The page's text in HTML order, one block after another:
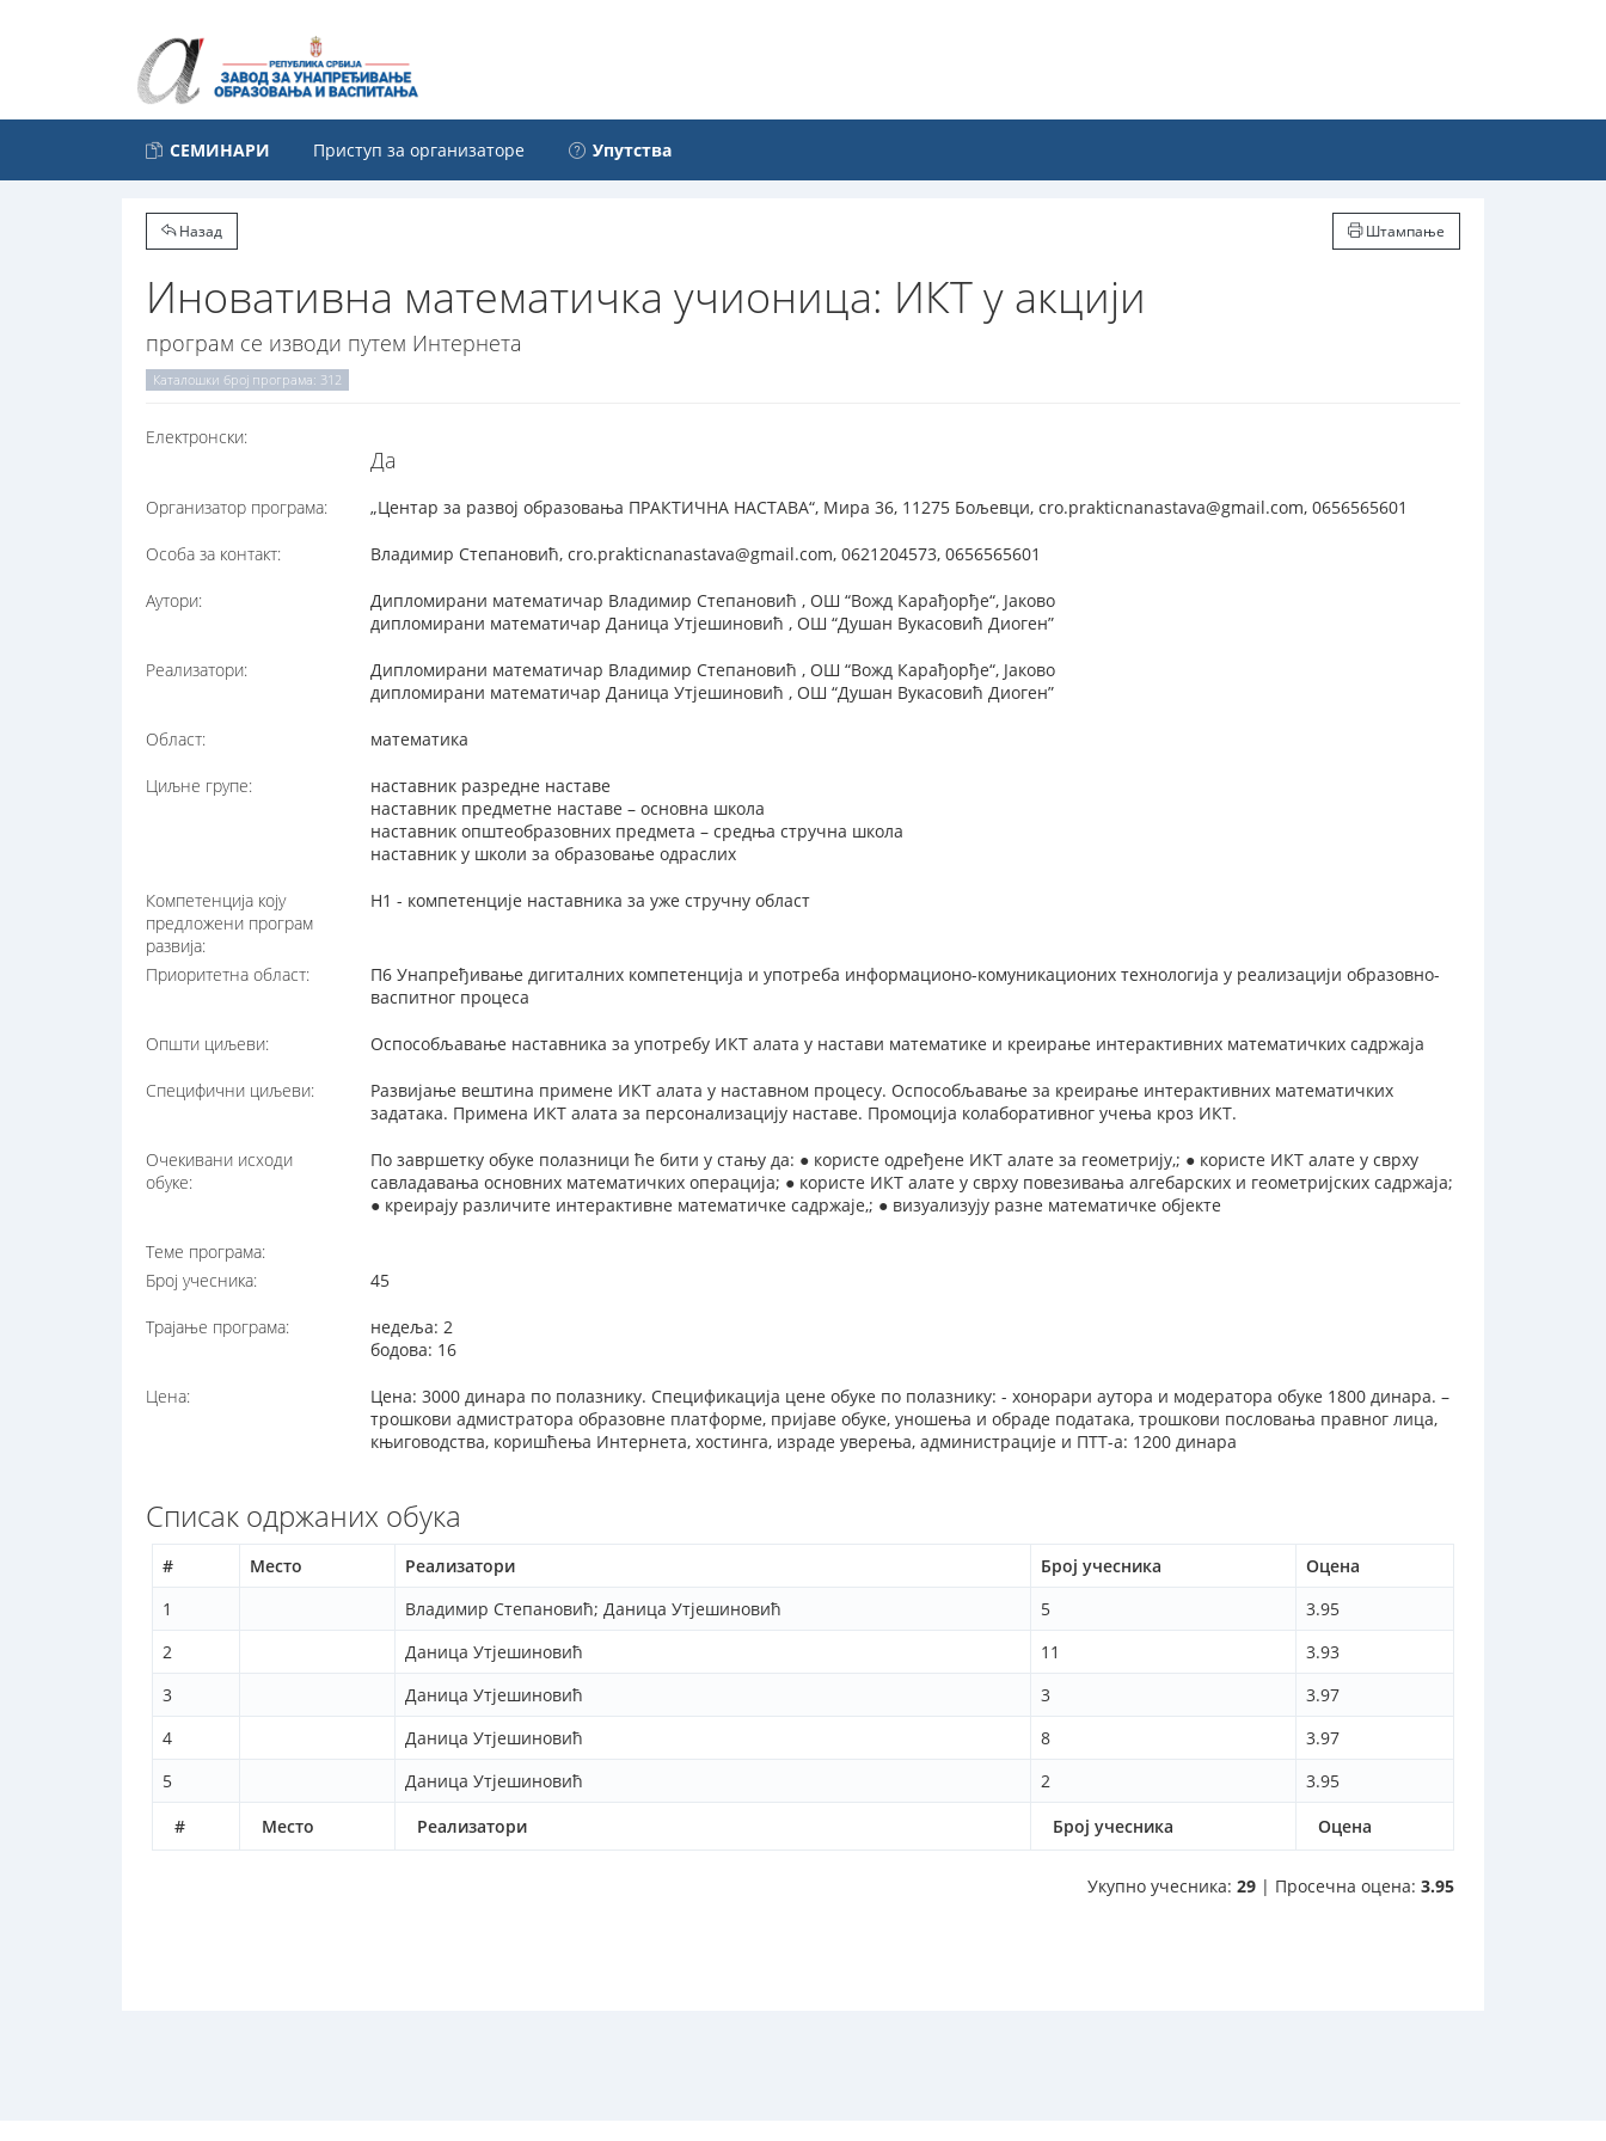
СЕМИНАРИ Приступ за организаторе Упутства
Назад Штампање
Иновативна математичка учионица: ИКТ у акцији
програм се изводи путем Интернета
Каталошки број програма: 312
Електронски:
Да
Организатор програма: „Центар за развој образовања ПРАКТИЧНА НАСТАВА“, Мира 36, 11275 Бољевци, cro.prakticnanastava@gmail.com, 0656565601
Особа за контакт: Владимир Степановић, cro.prakticnanastava@gmail.com, 0621204573, 0656565601
Аутори:
Дипломирани математичар Владимир Степановић , ОШ “Вожд Карађорђе“, Јаково
дипломирани математичар Даница Утјешиновић , ОШ “Душан Вукасовић Диоген”
Реализатори:
Дипломирани математичар Владимир Степановић , ОШ “Вожд Карађорђе“, Јаково
дипломирани математичар Даница Утјешиновић , ОШ “Душан Вукасовић Диоген”
Област: математика
Циљне групе:
наставник разредне наставе
наставник предметне наставе – основна школа
наставник општеобразовних предмета – средња стручна школа
наставник у школи за образовање одраслих
Компетенција коју
предложени програм
развија:
Н1 - компетенције наставника за уже стручну област
Приоритетна област:
П6 Унапређивање дигиталних компетенција и употреба информационо-комуникационих технологија у реализацији образовно-
васпитног процеса
Општи циљеви: Оспособљавање наставника за употребу ИКТ алата у настави математике и креирање интерактивних математичких садржаја
Специфични циљеви:
Развијање вештина примене ИКТ алата у наставном процесу. Оспособљавање за креирање интерактивних математичких
задатака. Примена ИКТ алата за персонализацију наставе. Промоција колаборативног учења кроз ИКТ.
Очекивани исходи
обуке:
По завршетку обуке полазници ће бити у стању да: ● користе одређене ИКТ алате за геометрију,; ● користе ИКТ алате у сврху
савладавања основних математичких операција; ● користе ИКТ алате у сврху повезивања алгебарских и геометријских садржаја;
● креирају различите интерактивне математичке садржаје,; ● визуализују разне математичке објекте
Теме програма:
Број учесника:
45
Трајање програма:
недеља: 2
бодова: 16
Цена:
Цена: 3000 динара по полазнику. Спецификација цене обуке по полазнику: - хонорари аутора и модератора обуке 1800 динара. –
трошкови адмистратора образовне платформе, пријаве обуке, уношења и обраде података, трошкови пословања правног лица,
књиговодства, коришћења Интернета, хостинга, израде уверења, администрације и ПТТ-а: 1200 динара
Списак одржаних обука
# Место Реализатори Број учесника Оцена
# Место Реализатори Број учесника Оцена
1 Владимир Степановић; Даница Утјешиновић 5
3.95
2
Даница Утјешиновић 11
3.93
3
Даница Утјешиновић 3
3.97
4
Даница Утјешиновић 8
3.97
5
Даница Утјешиновић 2 3.95
Укупно учесника: 29 | Просечна оцена: 3.95